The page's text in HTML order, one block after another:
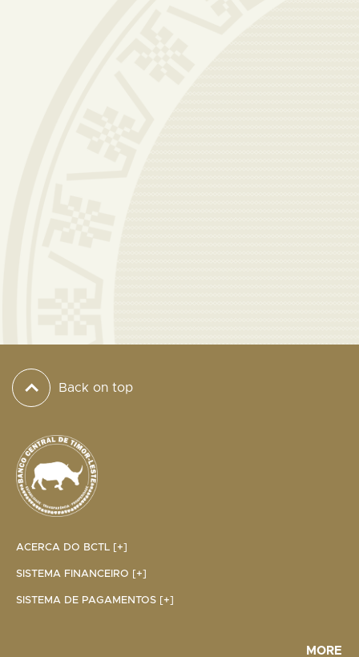
Back on top
ACERCA DO BCTL [+]
SISTEMA FINANCEIRO [+]
SISTEMA DE PAGAMENTOS [+]
MORE